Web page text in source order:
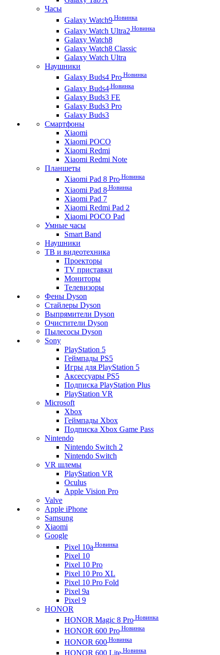
Часы
Galaxy Watch9 Новинка
Galaxy Watch Ultra2 Новинка
Galaxy Watch8
Galaxy Watch8 Classic
Galaxy Watch Ultra
Наушники
Galaxy Buds4 Pro Новинка
Galaxy Buds4 Новинка
Galaxy Buds3 FE
Galaxy Buds3 Pro
Galaxy Buds3
Смартфоны
Xiaomi
Xiaomi POCO
Xiaomi Redmi
Xiaomi Redmi Note
Планшеты
Xiaomi Pad 8 Pro Новинка
Xiaomi Pad 8 Новинка
Xiaomi Pad 7
Xiaomi Redmi Pad 2
Xiaomi POCO Pad
Умные часы
Smart Band
Наушники
ТВ и видеотехника
Проекторы
TV приставки
Мониторы
Телевизоры
Фены Dyson
Стайлеры Dyson
Выпрямители Dyson
Очистители Dyson
Пылесосы Dyson
Sony
PlayStation 5
Геймпады PS5
Игры для PlayStation 5
Аксессуары PS5
Подписка PlayStation Plus
PlayStation VR
Microsoft
Xbox
Геймпады Xbox
Подписка Xbox Game Pass
Nintendo
Nintendo Switch 2
Nintendo Switch
VR шлемы
PlayStation VR
Oculus
Apple Vision Pro
Valve
Apple iPhone
Samsung
Xiaomi
Google
Pixel 10a Новинка
Pixel 10
Pixel 10 Pro
Pixel 10 Pro XL
Pixel 10 Pro Fold
Pixel 9a
Pixel 9
HONOR
HONOR Magic 8 Pro Новинка
HONOR 600 Pro Новинка
HONOR 600 Новинка
HONOR 600 Lite Новинка